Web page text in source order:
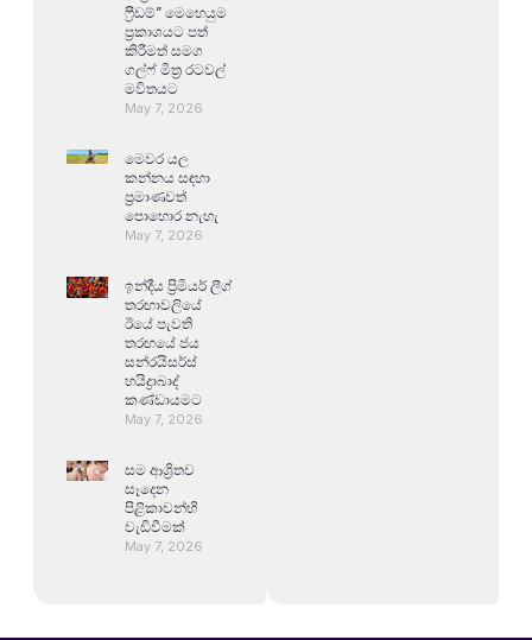
ෆ්‍රීඩම්” මෙහෙයුම
ප්‍රකාශයට පත්
කිරීමත් සමග
ගල්ෆ් මිත්‍ර රටවල්
මවිතයට
May 7, 2026
මෙවර යල
කන්නය සඳහා
ප්‍රමාණවත්
පොහොර නැහැ
May 7, 2026
ඉන්දීය ප්‍රිමියර් ලීග්
තරඟාවලියේ
ඊයේ පැවති
තරඟයේ ජය
සන්රයිසර්ස්
හයිද්‍රාබාද්
කණ්ඩායමට
May 7, 2026
සම ආශ්‍රිතව
සෑදෙන
පිළිකාවන්හි
වැඩිවීමක්
May 7, 2026